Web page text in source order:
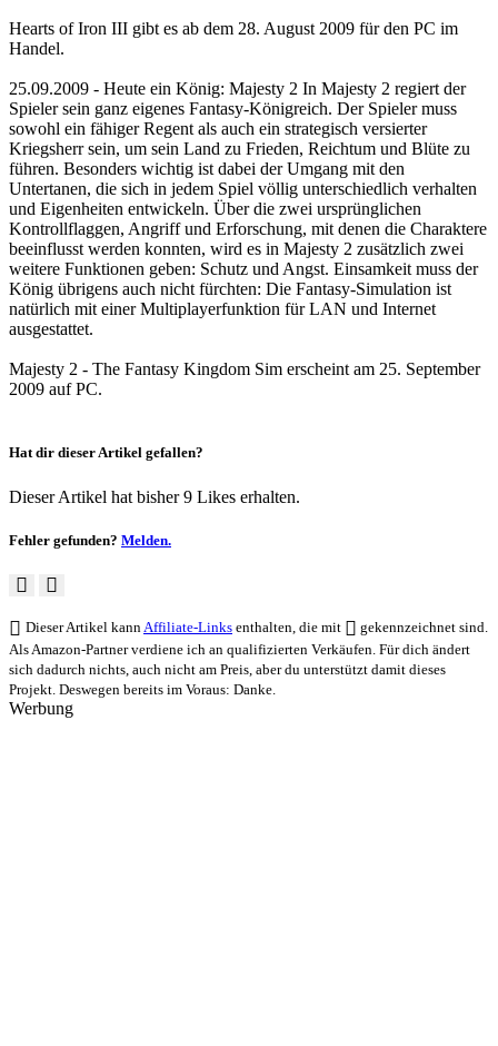
Hearts of Iron III gibt es ab dem 28. August 2009 für den PC im
Handel.
25.09.2009 - Heute ein König: Majesty 2 In Majesty 2 regiert der
Spieler sein ganz eigenes Fantasy-Königreich. Der Spieler muss
sowohl ein fähiger Regent als auch ein strategisch versierter
Kriegsherr sein, um sein Land zu Frieden, Reichtum und Blüte zu
führen. Besonders wichtig ist dabei der Umgang mit den
Untertanen, die sich in jedem Spiel völlig unterschiedlich verhalten
und Eigenheiten entwickeln. Über die zwei ursprünglichen
Kontrollflaggen, Angriff und Erforschung, mit denen die Charaktere
beeinflusst werden konnten, wird es in Majesty 2 zusätzlich zwei
weitere Funktionen geben: Schutz und Angst. Einsamkeit muss der
König übrigens auch nicht fürchten: Die Fantasy-Simulation ist
natürlich mit einer Multiplayerfunktion für LAN und Internet
ausgestattet.
Majesty 2 - The Fantasy Kingdom Sim erscheint am 25. September
2009 auf PC.
Hat dir dieser Artikel gefallen?
Dieser Artikel hat bisher 9 Likes erhalten.
Fehler gefunden? Melden.
Dieser Artikel kannAffiliate-Links enthalten, die mit
gekennzeichnet sind.
Als Amazon-Partner verdiene ich an qualifizierten Verkäufen. Für dich ändert
sich dadurch nichts, auch nicht am Preis, aber du unterstützt damit dieses
Projekt. Deswegen bereits im Voraus: Danke.
Werbung